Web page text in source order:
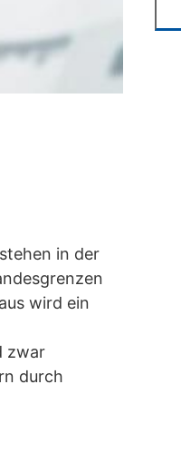
in der
wird ein
zwar
durch